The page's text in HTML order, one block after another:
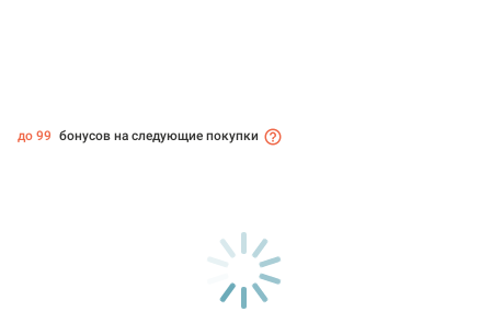
до 99 бонусов на следующие покупки